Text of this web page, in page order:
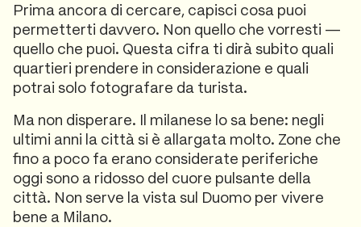
Prima ancora di cercare, capisci cosa puoi
permetterti davvero. Non quello che vorresti —
quello che puoi. Questa cifra ti dirà subito quali
quartieri prendere in considerazione e quali
potrai solo fotografare da turista.
Ma non disperare. Il milanese lo sa bene: negli
ultimi anni la città si è allargata molto. Zone che
fino a poco fa erano considerate periferiche
oggi sono a ridosso del cuore pulsante della
città. Non serve la vista sul Duomo per vivere
bene a Milano.